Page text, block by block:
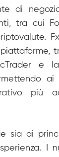
di
tra cui
e
più
sia ai
I